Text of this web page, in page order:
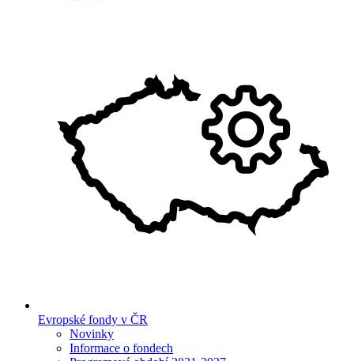
Evropské fondy v ČR
Novinky
Informace o fondech